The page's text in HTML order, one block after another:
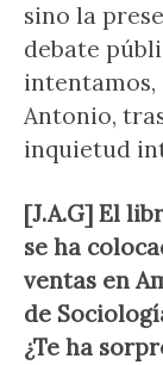
sino la
debate
intentamos,
Antonio,
inquietud
[J.A.G] El
se ha
ventas en
de
¿Te ha